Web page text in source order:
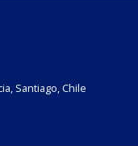
Santiago, Chile